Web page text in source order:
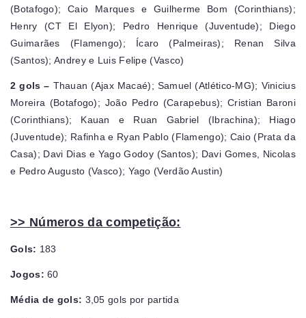
(Botafogo); Caio Marques e Guilherme Bom (Corinthians);
Henry (CT El Elyon); Pedro Henrique (Juventude); Diego
Guimarães (Flamengo); Ícaro (Palmeiras); Renan Silva
(Santos); Andrey e Luis Felipe (Vasco)
2 gols – Thauan (Ajax Macaé); Samuel (Atlético-MG); Vinicius
Moreira (Botafogo); João Pedro (Carapebus); Cristian Baroni
(Corinthians); Kauan e Ruan Gabriel (Ibrachina); Hiago
(Juventude); Rafinha e Ryan Pablo (Flamengo); Caio (Prata da
Casa); Davi Dias e Yago Godoy (Santos); Davi Gomes, Nicolas
e Pedro Augusto (Vasco); Yago (Verdão Austin)
>> Números da competição:
Gols: 183
Jogos:60
Média de gols: 3,05 gols por partida